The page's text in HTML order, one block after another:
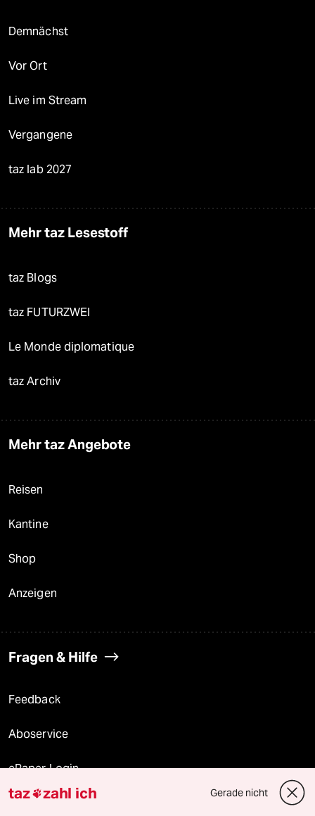
Demnächst
Vor Ort
Live im Stream
Vergangene
taz lab 2027
Mehr taz Lesestoff
taz Blogs
taz FUTURZWEI
Le Monde diplomatique
taz Archiv
Mehr taz Angebote
Reisen
Kantine
Shop
Anzeigen
Fragen & Hilfe
Feedback
Aboservice
ePaper Login
Downloads für Abonnierende
taz zahl ich Gerade nicht